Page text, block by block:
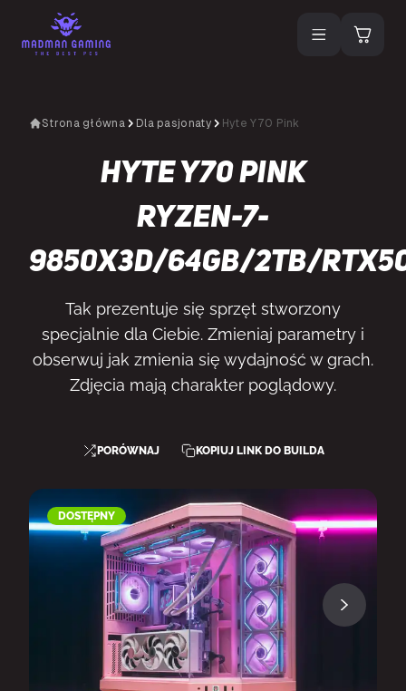
Strona główna Dla pasjonaty Hyte Y70 Pink
Hyte Y70 Pink
Ryzen-7-
9850X3D/64GB/2TB/
Tak prezentuje się sprzęt stworzony
specjalnie dla Ciebie. Zmieniaj parametry i
obserwuj jak zmienia się wydajność w grach.
Zdjęcia mają charakter poglądowy.
PORÓWNAJ KOPIUJ LINK DO BUILDA
DOSTĘPNY